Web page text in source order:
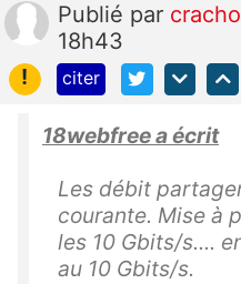
Publié par
18h43
!
citer
18webfree a écrit
Les débit
courante. Mise à
les 10 Gbits/s....
au 10 Gbits/s.